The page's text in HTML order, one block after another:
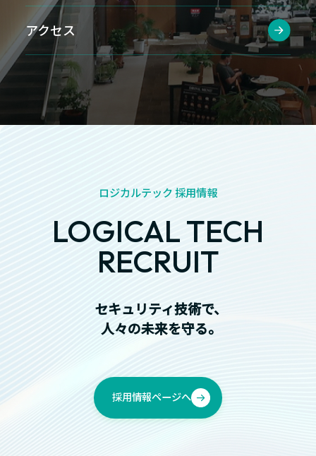
アクセス
ロジカルテック 採用情報
LOGICAL TECH
RECRUIT
セキュリティ技術で、
人々の未来を守る。
採用情報ページへ